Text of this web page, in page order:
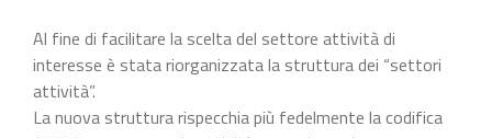
Al fine di facilitare la scelta del settore attività di
interesse è stata riorganizzata la struttura dei “settori
attività”.
La nuova struttura rispecchia più fedelmente la codifica